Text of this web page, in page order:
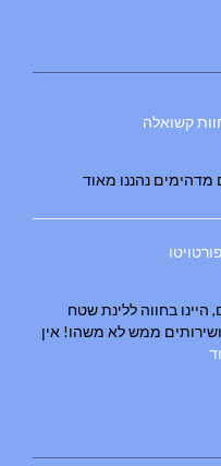
קשואלה
נהננו מאוד
היינו בחווה ללינת שטח
ממש לא משהו! אין